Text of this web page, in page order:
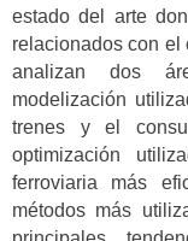
estado del arte
relacionados con el
analizan dos
modelización
trenes y el
optimización
ferroviaria más
métodos más